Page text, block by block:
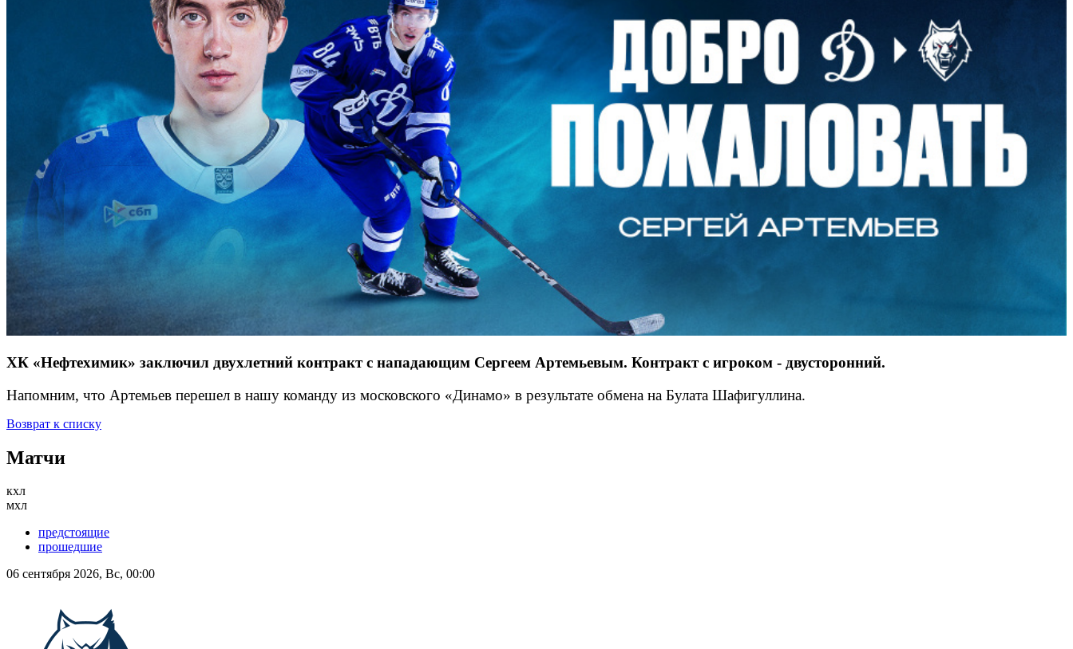
ХК «Нефтехимик» заключил двухлетний контракт с нападающим Сергеем Артемьевым. Контракт с игроком - двусторонний.
Напомним, что Артемьев перешел в нашу команду из московского «Динамо» в результате обмена на Булата Шафигуллина.
Возврат к списку
Матчи
кхл
мхл
предстоящие
прошедшие
06 сентября 2026, Вс, 00:00